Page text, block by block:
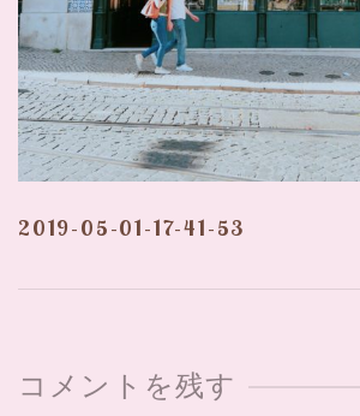
2019-05-01-17-41-53
コメントを残す